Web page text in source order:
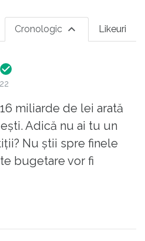
Likeuri
Cronologic
miliarde de lei arată
Adică nu ai tu un
Nu știi spre finele
bugetare vor fi
contractelor în
de 16 miliarde de